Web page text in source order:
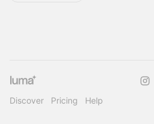
Discover Pricing Help